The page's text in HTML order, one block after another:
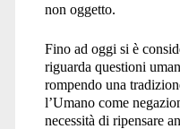
non oggetto.
Fino ad oggi si è
riguarda questioni
rompendo una
l’Umano come
necessità di ripensare